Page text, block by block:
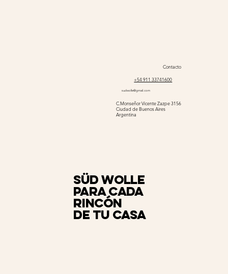
Süd Wolle
para cada
rincón
de tu casa
Contacto
+54 911 33741600
sudwolle@gmail.com
C.Monseñor Vicente Zazpe 3156
Ciudad de Buenos Aires
Argentina